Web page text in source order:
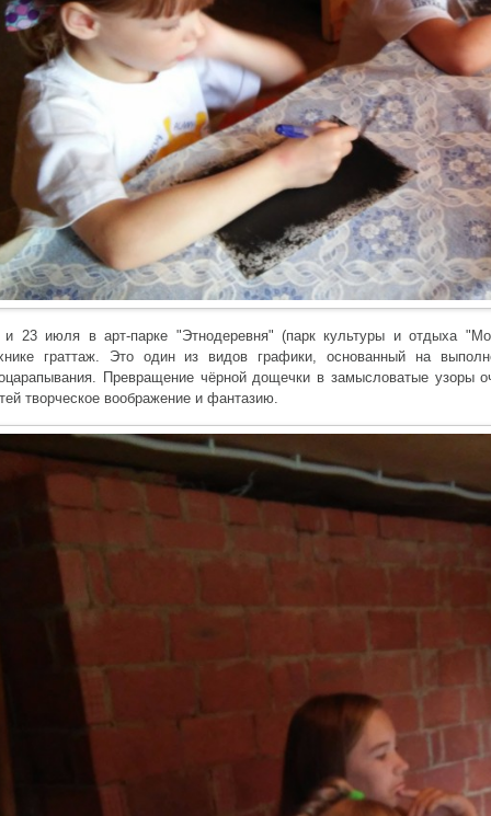
и 23 июля в арт-парке "Этнодеревня" (парк культуры и отдыха
граттаж. Это один из видов графики, основанный на
Превращение чёрной дощечки в замысловатые узоры
творческое воображение и фантазию.